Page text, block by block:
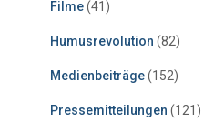
Filme(41)
Humusrevolution (82)
Medienbeiträge(152)
Pressemitteilungen (121)